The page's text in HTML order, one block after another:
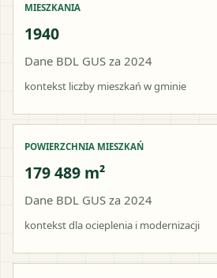
MIESZKANIA
1940
Dane BDL GUS za 2024
kontekst liczby mieszkań w gminie
POWIERZCHNIA MIESZKAŃ
179 489 m²
Dane BDL GUS za 2024
kontekst dla ocieplenia i modernizacji